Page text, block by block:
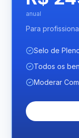
anual
Para
Selo de
Todos os
Moderar